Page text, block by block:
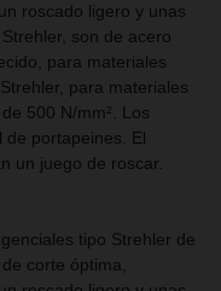
roscado ligero y unas
son de acero
para materiales
para materiales
500 N/mm². Los
de portapeines. El
un juego de roscar.
tipo Strehler de
corte óptima,